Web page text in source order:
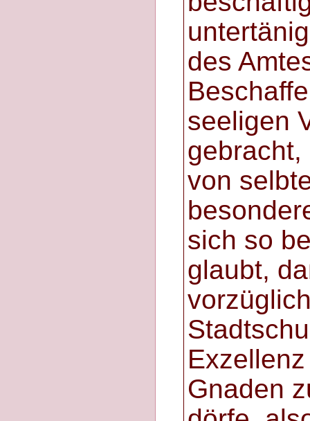
des
seeligen
von
sich so
glaubt,
Gnaden